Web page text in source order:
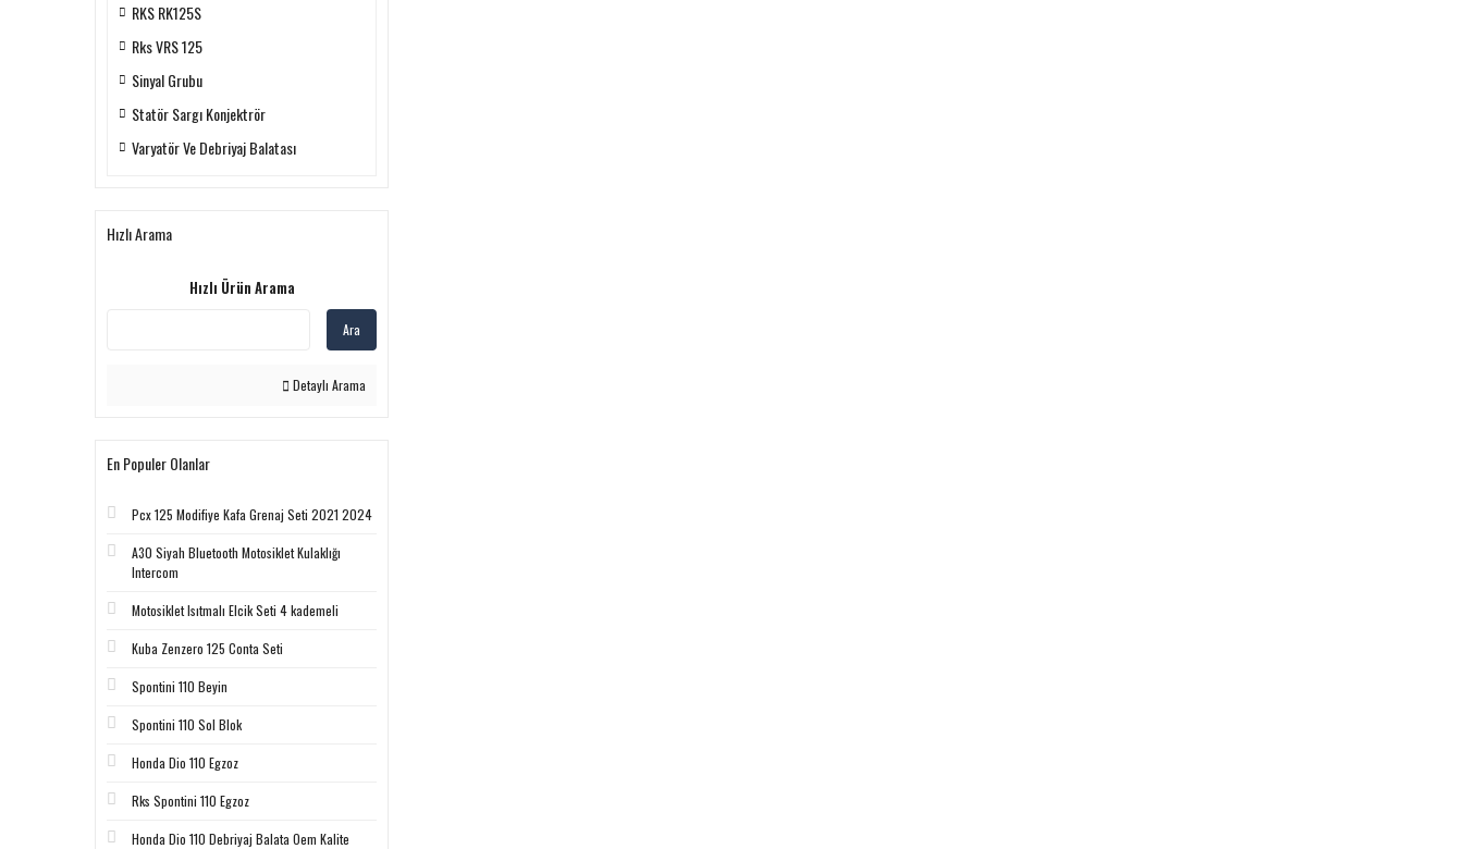
RKS RK125S
Rks VRS 125
Sinyal Grubu
Statör Sargı Konjektrör
Varyatör Ve Debriyaj Balatası
Hızlı Arama
Hızlı Ürün Arama
Ara
Detaylı Arama
En Populer Olanlar
Pcx 125 Modifiye Kafa Grenaj Seti 2021 2024
A30 Siyah Bluetooth Motosiklet Kulaklığı
Intercom
Motosiklet Isıtmalı Elcik Seti 4 kademeli
Kuba Zenzero 125 Conta Seti
Spontini 110 Beyin
Spontini 110 Sol Blok
Honda Dio 110 Egzoz
Rks Spontini 110 Egzoz
Honda Dio 110 Debriyaj Balata Oem Kalite